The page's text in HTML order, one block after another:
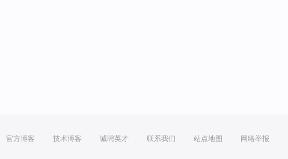
官方博客 技术博客 诚聘英才 联系我们 站点地图 网络举报